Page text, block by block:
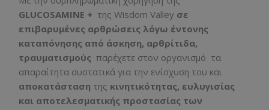
GLUCOSAMINE + της Wisdom Valley σε
επιβαρυμένες αρθρώσεις λόγω έντονης
καταπόνησης από άσκηση, αρθρίτιδα,
τραυματισμούς παρέχετε στον οργανισμό τα
απαραίτητα συστατικά για την ενίσχυση του και
αποκατάσταση της κινητικότητας, ευλυγισίας
και αποτελεσματικής προστασίας των